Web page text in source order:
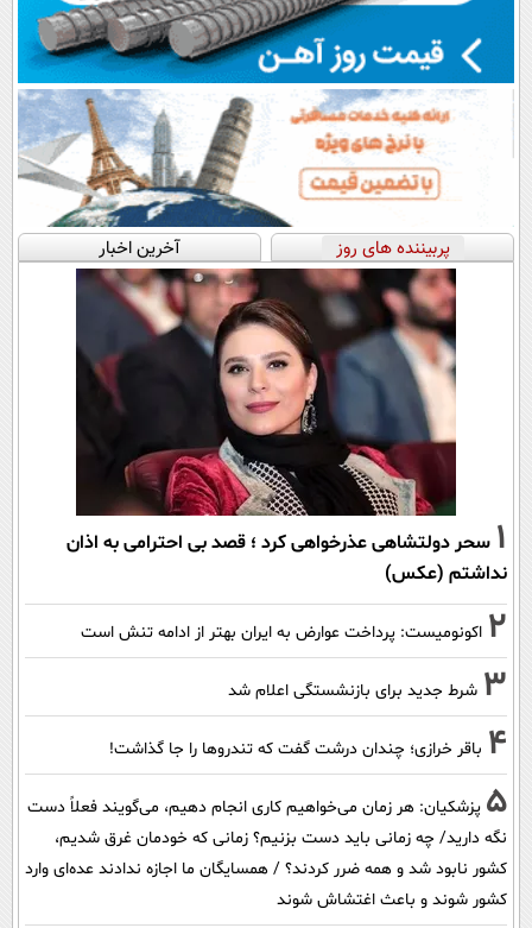
پربیننده های روز آخرین اخبار
1 سحر دولتشاهی عذرخواهی کرد ؛ قصد بی احترامی به اذان
نداشتم (عکس)
2 اکونومیست: پرداخت عوارض به ایران بهتر از ادامه تنش است
3 شرط جدید برای بازنشستگی اعلام شد
4 باقر خرازی؛ چندان درشت گفت که تندروها را جا گذاشت!
5 پزشکیان: هر زمان می‌خواهیم کاری انجام دهیم، می‌گویند فعلاً دست
نگه دارید/ چه زمانی باید دست بزنیم؟ زمانی که خودمان غرق شدیم،
کشور نابود شد و همه ضرر کردند؟ / همسایگان ما اجازه ندادند عده‌ای وارد
کشور شوند و باعث اغتشاش شوند